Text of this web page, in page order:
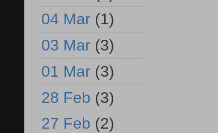
04 Mar (1)
03 Mar (3)
01 Mar (3)
28 Feb (3)
27 Feb (2)